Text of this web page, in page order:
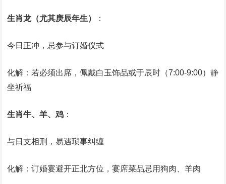
生肖龙（尤其庚辰年生） ：
今日正冲，忌参与订婚仪式
化解：若必须出席，佩戴白玉饰品或于辰时（7:00-9:00）静
坐祈福
生肖牛、羊、鸡 ：
与日支相刑，易遇琐事纠缠
化解：订婚宴避开正北方位，宴席菜品忌用狗肉、羊肉